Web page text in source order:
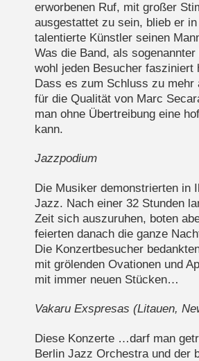
erworbenen Ruf, mit großer
ausgestattet zu sein, blieb er
talentierte Künstler seinen
Was die Band, als
wohl jeden Besucher
Dass es zum Schluss zu
für die Qualität von Marc
man ohne Übertreibung eine
kann.
Jazzpodium
Die Musiker demonstrierten in
Jazz. Nach einer 32 Stunden
Zeit sich auszuruhen, boten
feierten danach die ganze
Die Konzertbesucher
mit grölenden Ovationen und
mit immer neuen Stücken…
Vakaru Exspresas (Litauen,
Diese Konzerte …darf man
Berlin Jazz Orchestra und der